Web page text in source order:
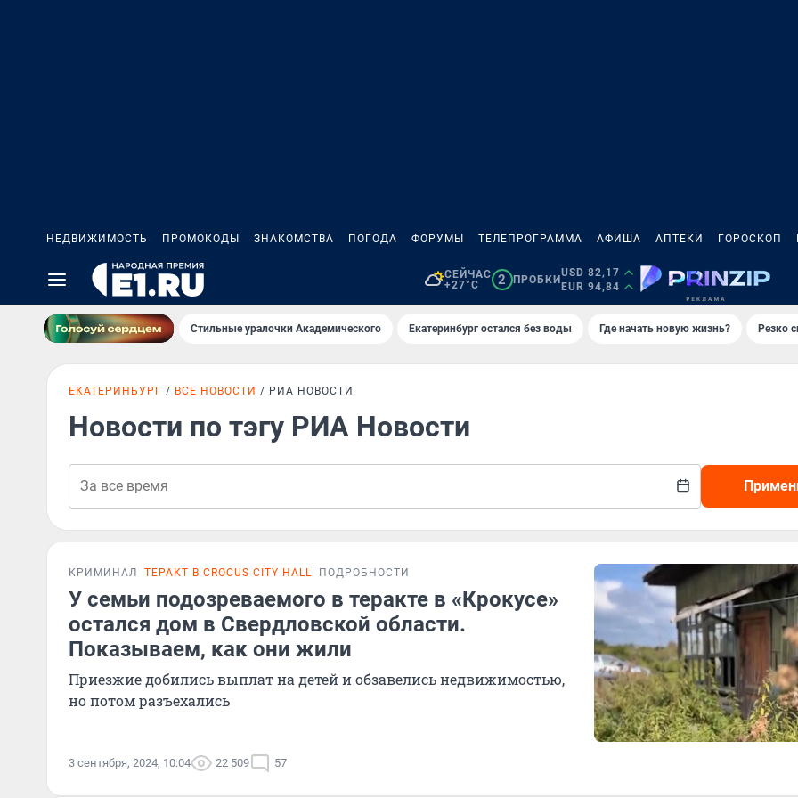
НЕДВИЖИМОСТЬ ПРОМОКОДЫ ЗНАКОМСТВА ПОГОДА ФОРУМЫ ТЕЛЕПРОГРАММА АФИША АПТЕКИ ГОРОСКОП
СЕЙЧАС
+27°C
2 ПРОБКИ
USD 82,17
EUR 94,84
Стильные уралочки Академического Екатеринбург остался без воды Где начать новую жизнь? Резко
ЕКАТЕРИНБУРГ ВСЕ НОВОСТИ РИА НОВОСТИ
Новости по тэгу РИА Новости
КРИМИНАЛ ТЕРАКТ В CROCUS CITY HALL ПОДРОБНОСТИ
У семьи подозреваемого в теракте в «Крокусе»
остался дом в Свердловской области.
Показываем, как они жили
Приезжие добились выплат на детей и обзавелись недвижимостью,
но потом разъехались
3 сентября, 2024, 10:04 22 509 57